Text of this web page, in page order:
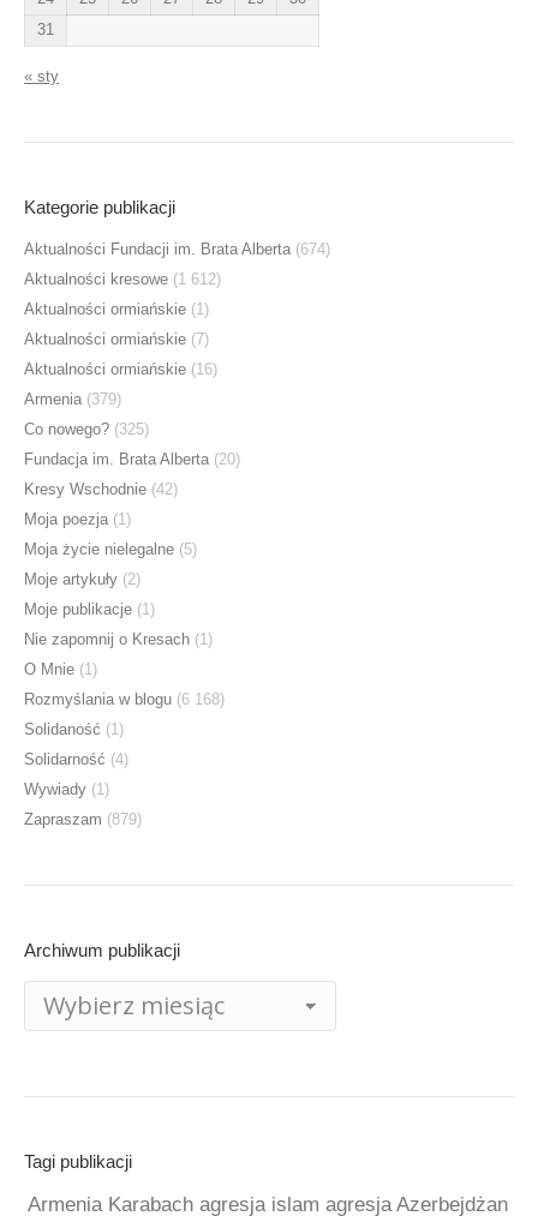
31
« sty
Kategorie publikacji
Aktualności Fundacji im. Brata Alberta (674)
Aktualności kresowe (1 612)
Aktualności ormiańskie (1)
Aktualności ormiańskie (7)
Aktualności ormiańskie (16)
Armenia (379)
Co nowego? (325)
Fundacja im. Brata Alberta (20)
Kresy Wschodnie (42)
Moja poezja (1)
Moja życie nielegalne (5)
Moje artykuły (2)
Moje publikacje (1)
Nie zapomnij o Kresach (1)
O Mnie (1)
Rozmyślania w blogu (6 168)
Solidaność (1)
Solidarność (4)
Wywiady (1)
Zapraszam (879)
Archiwum publikacji
publikacji
Tagi publikacji
Armenia Karabach agresja islam agresja Azerbejdżan